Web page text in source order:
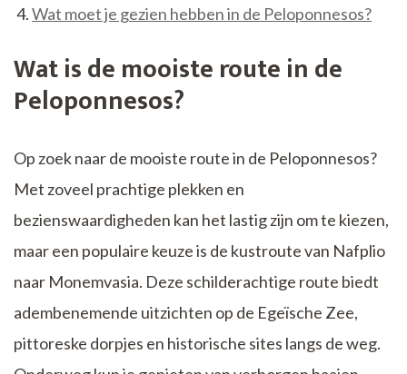
Wat moet je gezien hebben in de Peloponnesos?
Wat is de mooiste route in de
Peloponnesos?
Op zoek naar de mooiste route in de Peloponnesos?
Met zoveel prachtige plekken en
bezienswaardigheden kan het lastig zijn om te kiezen,
maar een populaire keuze is de kustroute van Nafplio
naar Monemvasia. Deze schilderachtige route biedt
adembenemende uitzichten op de Egeïsche Zee,
pittoreske dorpjes en historische sites langs de weg.